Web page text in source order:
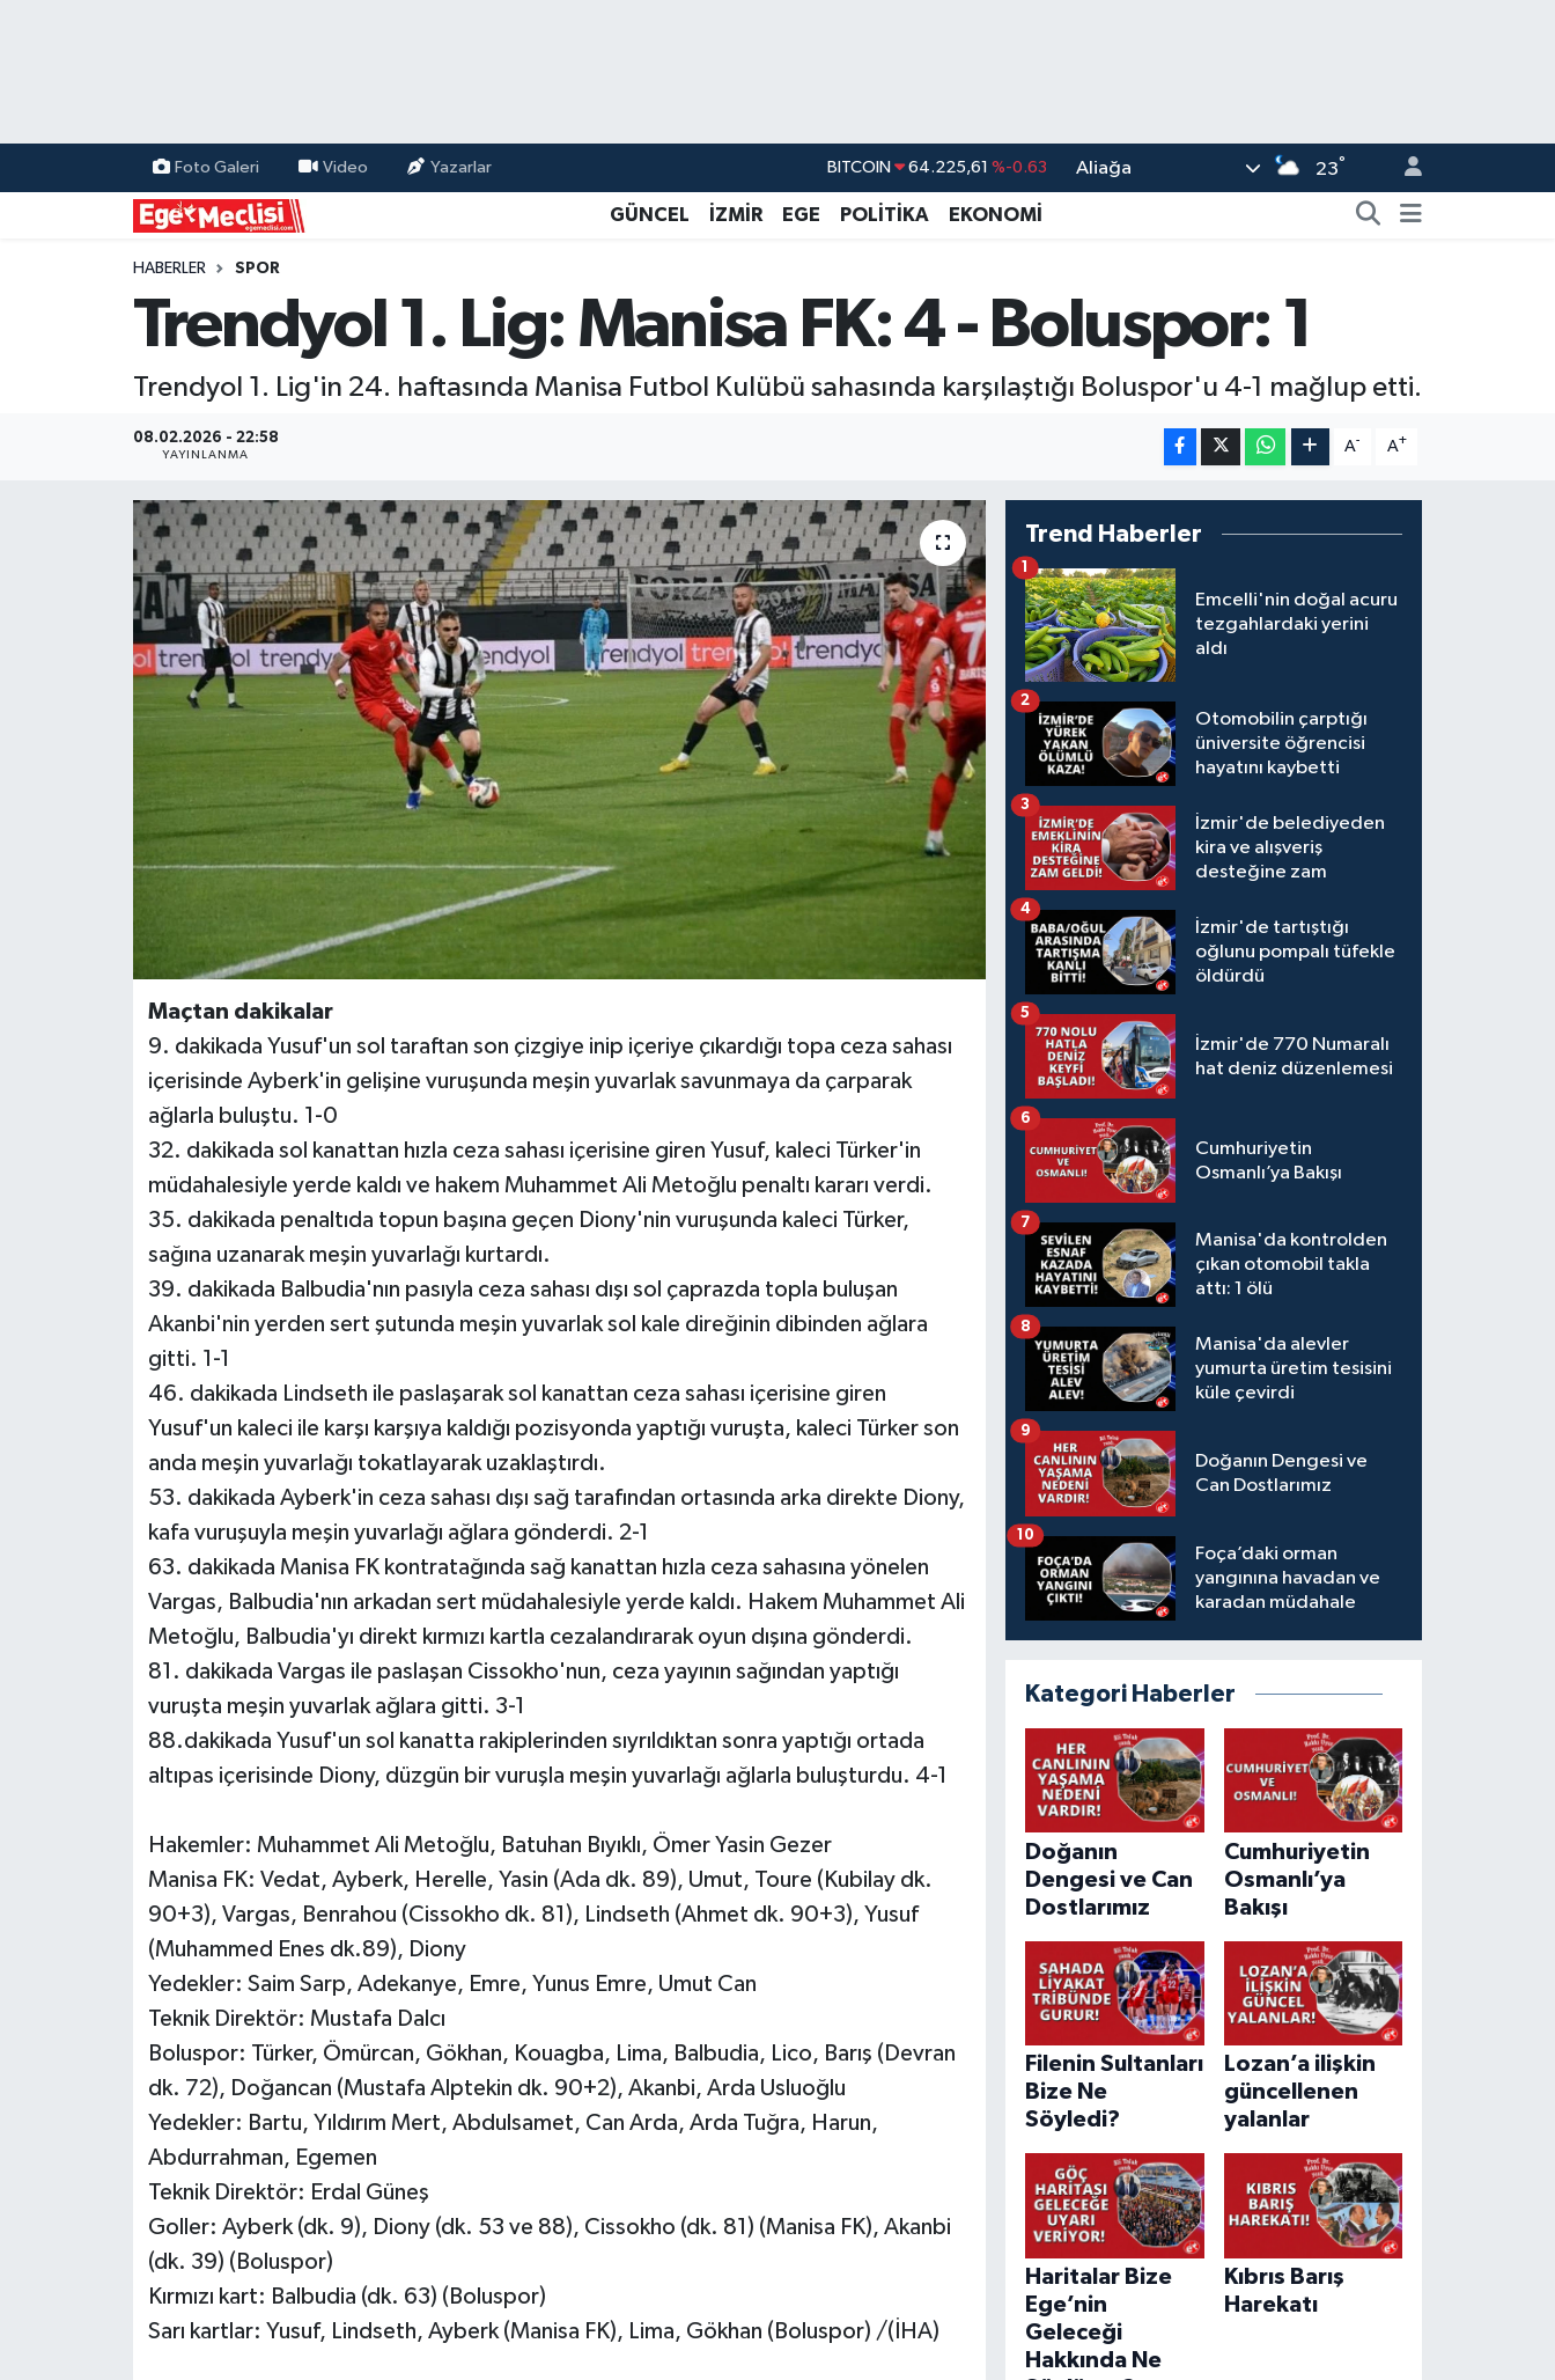
Foto Galeri Video Yazarlar
BITCOIN 64.225,61 %-0.63
EURO 55,0317 %-0.02
GRAM ALTIN 6510.40 %0.45
BİST100 13.799 %70
Aliağa 23°
GÜNCEL İZMİR EGE POLİTİKA EKONOMİ
HABERLER SPOR
Trendyol 1. Lig: Manisa FK: 4 - Boluspor: 1
Trendyol 1. Lig'in 24. haftasında Manisa Futbol Kulübü sahasında karşılaştığı Boluspor'u 4-1 mağlup etti.
08.02.2026 - 22:58
YAYINLANMA
A- A+
Maçtan dakikalar
9. dakikada Yusuf'un sol taraftan son çizgiye inip içeriye çıkardığı topa ceza sahası
içerisinde Ayberk'in gelişine vuruşunda meşin yuvarlak savunmaya da çarparak
ağlarla buluştu. 1-0
32. dakikada sol kanattan hızla ceza sahası içerisine giren Yusuf, kaleci Türker'in
müdahalesiyle yerde kaldı ve hakem Muhammet Ali Metoğlu penaltı kararı verdi.
35. dakikada penaltıda topun başına geçen Diony'nin vuruşunda kaleci Türker,
sağına uzanarak meşin yuvarlağı kurtardı.
39. dakikada Balbudia'nın pasıyla ceza sahası dışı sol çaprazda topla buluşan
Akanbi'nin yerden sert şutunda meşin yuvarlak sol kale direğinin dibinden ağlara
gitti. 1-1
46. dakikada Lindseth ile paslaşarak sol kanattan ceza sahası içerisine giren
Yusuf'un kaleci ile karşı karşıya kaldığı pozisyonda yaptığı vuruşta, kaleci Türker son
anda meşin yuvarlağı tokatlayarak uzaklaştırdı.
53. dakikada Ayberk'in ceza sahası dışı sağ tarafından ortasında arka direkte Diony,
kafa vuruşuyla meşin yuvarlağı ağlara gönderdi. 2-1
63. dakikada Manisa FK kontratağında sağ kanattan hızla ceza sahasına yönelen
Vargas, Balbudia'nın arkadan sert müdahalesiyle yerde kaldı. Hakem Muhammet Ali
Metoğlu, Balbudia'yı direkt kırmızı kartla cezalandırarak oyun dışına gönderdi.
81. dakikada Vargas ile paslaşan Cissokho'nun, ceza yayının sağından yaptığı
vuruşta meşin yuvarlak ağlara gitti. 3-1
88.dakikada Yusuf'un sol kanatta rakiplerinden sıyrıldıktan sonra yaptığı ortada
altıpas içerisinde Diony, düzgün bir vuruşla meşin yuvarlağı ağlarla buluşturdu. 4-1
Hakemler: Muhammet Ali Metoğlu, Batuhan Bıyıklı, Ömer Yasin Gezer
Manisa FK: Vedat, Ayberk, Herelle, Yasin (Ada dk. 89), Umut, Toure (Kubilay dk.
90+3), Vargas, Benrahou (Cissokho dk. 81), Lindseth (Ahmet dk. 90+3), Yusuf
(Muhammed Enes dk.89), Diony
Yedekler: Saim Sarp, Adekanye, Emre, Yunus Emre, Umut Can
Teknik Direktör: Mustafa Dalcı
Boluspor: Türker, Ömürcan, Gökhan, Kouagba, Lima, Balbudia, Lico, Barış (Devran
dk. 72), Doğancan (Mustafa Alptekin dk. 90+2), Akanbi, Arda Usluoğlu
Yedekler: Bartu, Yıldırım Mert, Abdulsamet, Can Arda, Arda Tuğra, Harun,
Abdurrahman, Egemen
Teknik Direktör: Erdal Güneş
Goller: Ayberk (dk. 9), Diony (dk. 53 ve 88), Cissokho (dk. 81) (Manisa FK), Akanbi
(dk. 39) (Boluspor)
Kırmızı kart: Balbudia (dk. 63) (Boluspor)
Sarı kartlar: Yusuf, Lindseth, Ayberk (Manisa FK), Lima, Gökhan (Boluspor) /(İHA)
Trend Haberler
Emcelli'nin doğal acuru
tezgahlardaki yerini
aldı
1
Otomobilin çarptığı
üniversite öğrencisi
hayatını kaybetti
2
İzmir'de belediyeden
kira ve alışveriş
desteğine zam
3
İzmir'de tartıştığı
oğlunu pompalı tüfekle
öldürdü
4
İzmir'de 770 Numaralı
hat deniz düzenlemesi
5
Cumhuriyetin
Osmanlı’ya Bakışı
6
Manisa'da kontrolden
çıkan otomobil takla
attı: 1 ölü
7
Manisa'da alevler
yumurta üretim tesisini
küle çevirdi
8
Doğanın Dengesi ve
Can Dostlarımız
9
Foça’daki orman
yangınına havadan ve
karadan müdahale
10
Kategori Haberler
Doğanın
Dengesi ve Can
Dostlarımız
Cumhuriyetin
Osmanlı’ya
Bakışı
Filenin Sultanları
Bize Ne
Söyledi?
Lozan’a ilişkin
güncellenen
yalanlar
Haritalar Bize
Ege’nin
Geleceği
Hakkında Ne
Kıbrıs Barış
Harekatı
EKONOMİ
GÜNCEL
ÖZEL HABER
POLİTİKA
Programlar